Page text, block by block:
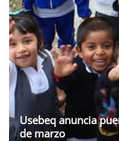
Usebeq anuncia
de marzo